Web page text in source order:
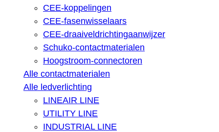
CEE-koppelingen
CEE-fasenwisselaars
CEE-draaiveldrichtingaanwijzer
Schuko-contactmaterialen
Hoogstroom-connectoren
Alle contactmaterialen
Alle ledverlichting
LINEAIR LINE
UTILITY LINE
INDUSTRIAL LINE